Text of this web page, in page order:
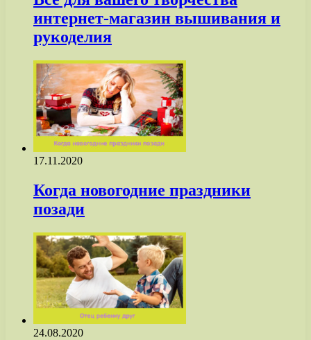
интернет-магазин вышивания и
рукоделия
17.11.2020
Когда новогодние праздники
позади
24.08.2020